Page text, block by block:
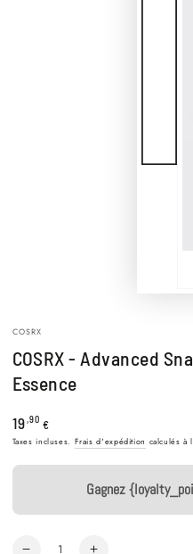
COSRX
COSRX - Advanced
Essence
Prix
normal
19,90 €
Taxes incluses. Frais d'expédition calculés à
Gagnez
Quantité